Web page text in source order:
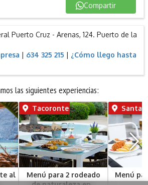
Compartir
Puerto Cruz - Arenas, 124. Puerto de la
| 634 325 215 | ¿Cómo llego hasta
las siguientes experiencias:
al
Tacoronte
Menú para 2 rodeado
Santa
Menú